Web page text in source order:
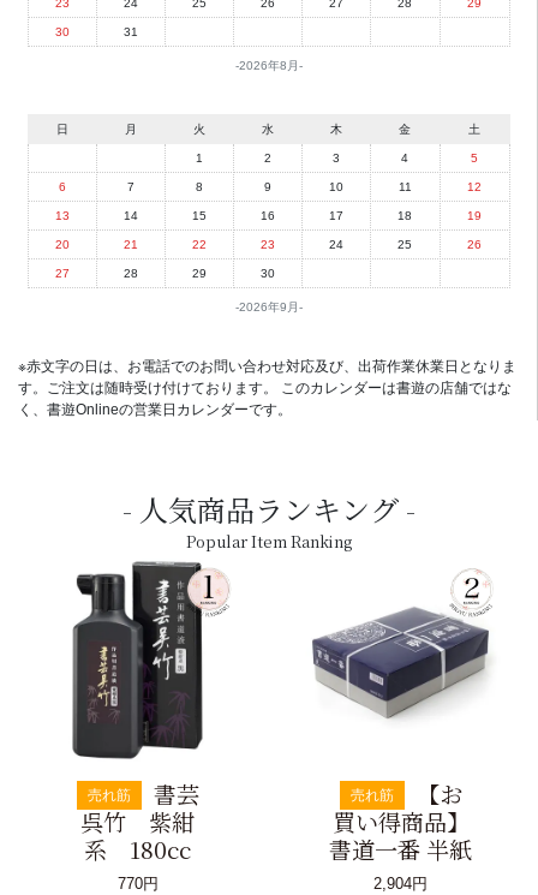
2026年8月
23 24 25 26 27 28 29
30 31
2026年9月
日 月 火 水 木 金 土
1 2 3 4 5
6 7 8 9 10 11 12
13 14 15 16 17 18 19
20 21 22 23 24 25 26
27 28 29 30
※赤文字の日は、お電話でのお問い合わせ対応及び、出荷作業休業日となりま
す。ご注文は随時受け付けております。 このカレンダーは書遊の店舗ではな
く、書遊Onlineの営業日カレンダーです。
人気商品ランキング
Popular Item Ranking
売れ筋
書芸
呉竹 紫紺
系 180cc
770円
売れ筋
【お
買い得商品】
書道一番 半紙
2,904円